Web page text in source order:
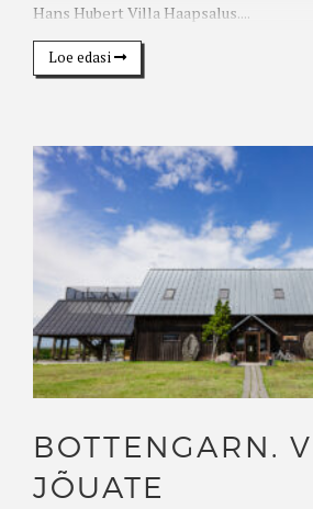
Hans Hubert Villa Haapsalus....
Loe edasi
BOTTENGARN.
JÕUATE